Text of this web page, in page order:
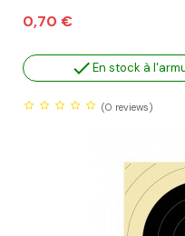
Prix
0,70 €
En stock à
(0 reviews)